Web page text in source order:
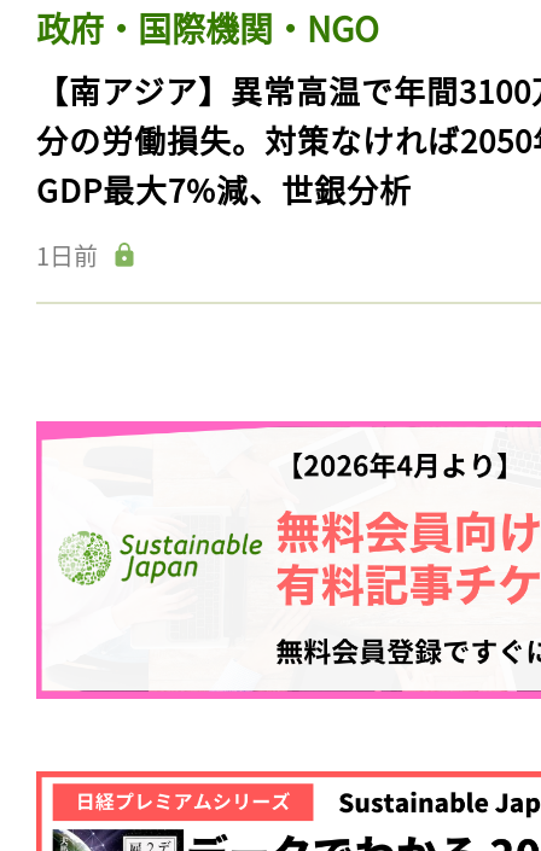
政府・国際機関・NGO
【南アジア】異常高温で年間
分の労働損失。対策なければ
GDP最大7%減、世銀分析
1日前